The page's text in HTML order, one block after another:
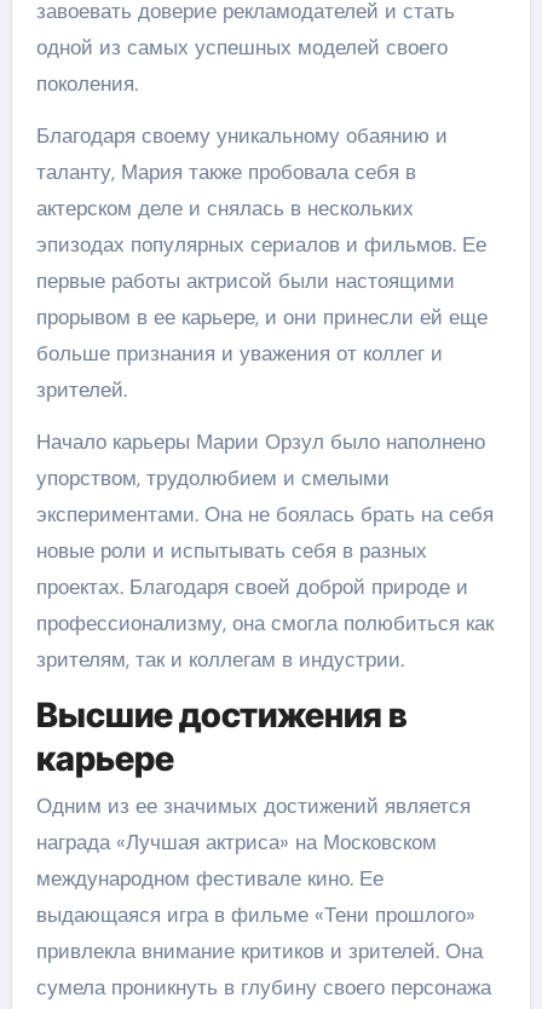
завоевать доверие рекламодателей и стать
одной из самых успешных моделей своего
поколения.
Благодаря своему уникальному обаянию и
таланту, Мария также пробовала себя в
актерском деле и снялась в нескольких
эпизодах популярных сериалов и фильмов. Ее
первые работы актрисой были настоящими
прорывом в ее карьере, и они принесли ей еще
больше признания и уважения от коллег и
зрителей.
Начало карьеры Марии Орзул было наполнено
упорством, трудолюбием и смелыми
экспериментами. Она не боялась брать на себя
новые роли и испытывать себя в разных
проектах. Благодаря своей доброй природе и
профессионализму, она смогла полюбиться как
зрителям, так и коллегам в индустрии.
Высшие достижения в
карьере
Одним из ее значимых достижений является
награда «Лучшая актриса» на Московском
международном фестивале кино. Ее
выдающаяся игра в фильме «Тени прошлого»
привлекла внимание критиков и зрителей. Она
сумела проникнуть в глубину своего персонажа